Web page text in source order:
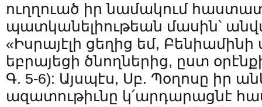
ուղղուած իր նամակում
պատկանելիութեան մասին՝
«Իսրայէլի ցեղից եմ, Բենիամինի
եբրայեցի ծնողներից, ըստ
Գ. 5-6): Այսպէս, Սբ. Պօղոսը իր
ազատութիւնը կ՛արդարացնէ